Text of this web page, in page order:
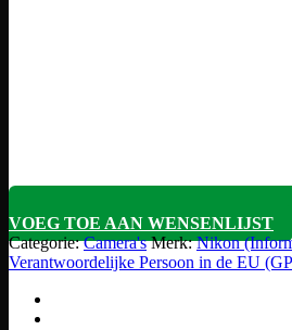
VOEG TOE AAN WENSENLIJST
Categorie:Camera's Merk:Nikon
Verantwoordelijke Persoon in de EU